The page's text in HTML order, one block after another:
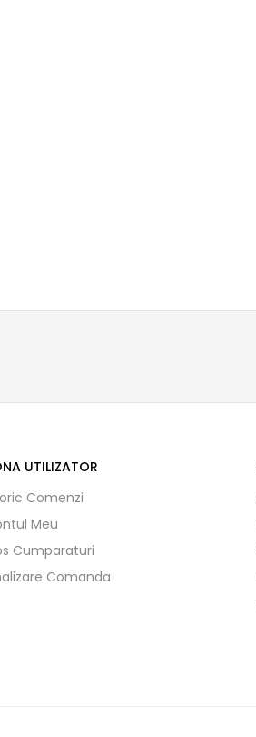
UTILIZATOR
Comenzi
Meu
Cumparaturi
Comanda